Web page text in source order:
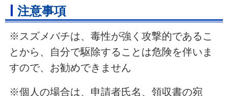
注意事項
※スズメバチは、毒性が強く攻撃的であるこ
とから、自分で駆除することは危険を伴いま
すので、お勧めできません
※個人の場合は、申請者氏名、領収書の宛